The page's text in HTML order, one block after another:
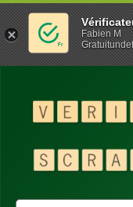
Fabien M